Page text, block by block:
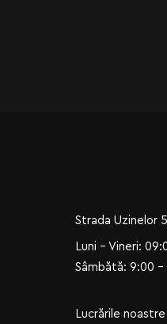
Strada Uzinelor
Luni - Vineri:
Sâmbătă: 9:00 -
Lucrările noastre